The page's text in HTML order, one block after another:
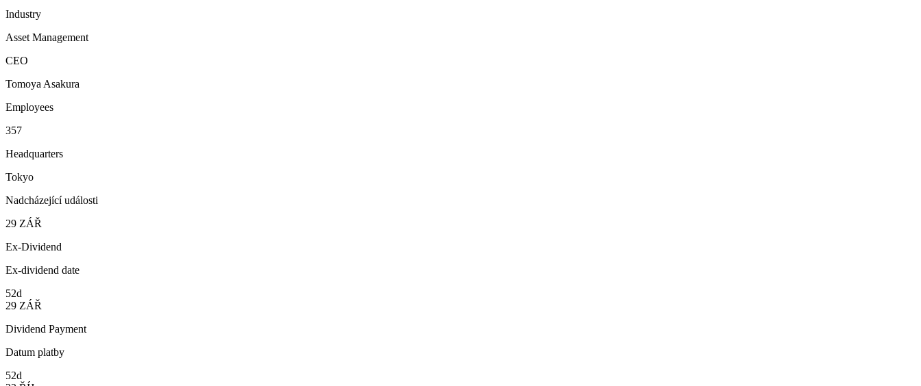
Industry
Asset Management
CEO
Tomoya Asakura
Employees
357
Headquarters
Tokyo
Nadcházející události
29 ZÁŘ
Ex-Dividend
Ex-dividend date
52d
29 ZÁŘ
Dividend Payment
Datum platby
52d